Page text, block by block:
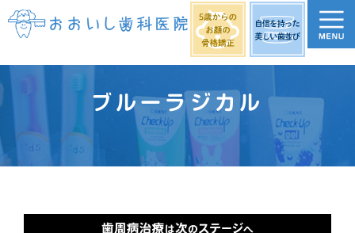
ブルーラジカル